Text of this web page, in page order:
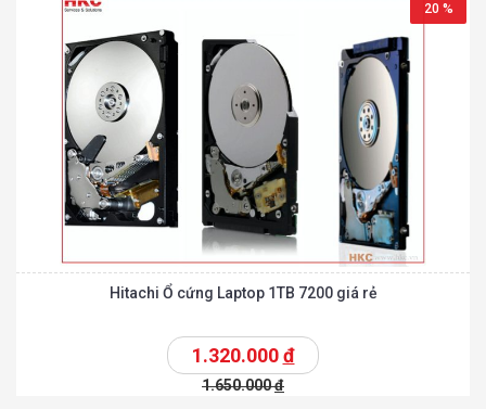
20 %
Hitachi Ổ cứng Laptop 1TB 7200 giá rẻ
1.320.000đ
1.650.000đ